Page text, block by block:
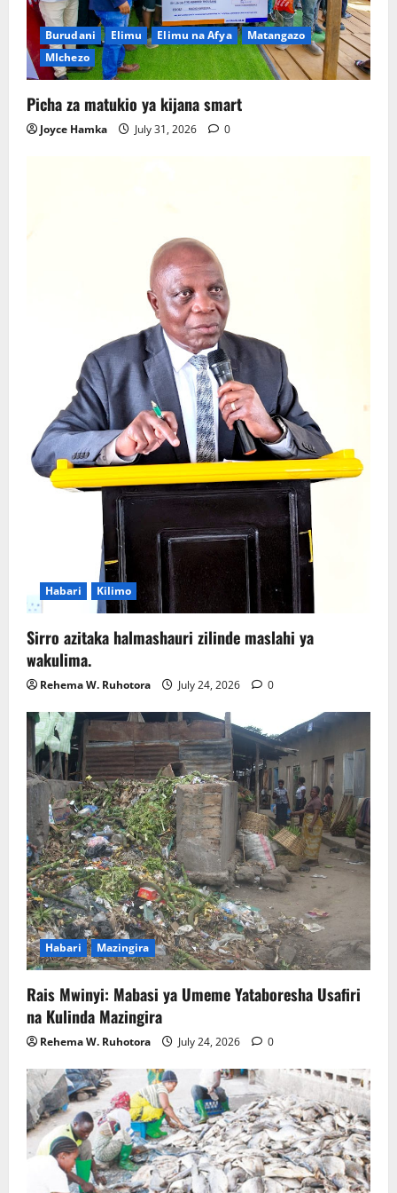
Burudani Elimu Elimu na Afya
Matangazo
MIchezo
Picha za matukio ya kijana smart
Joyce Hamka July 31, 2026 0
Habari Kilimo
Sirro azitaka halmashauri zilinde maslahi ya
wakulima.
Rehema W. Ruhotora July 24, 2026 0
Habari Mazingira
Rais Mwinyi: Mabasi ya Umeme Yataboresha Usafiri
na Kulinda Mazingira
Rehema W. Ruhotora July 24, 2026 0